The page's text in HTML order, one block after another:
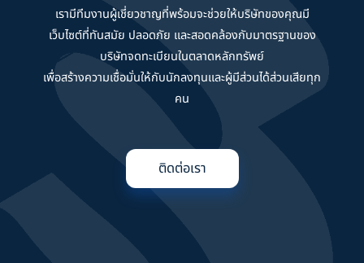
เรามีทีมงานผู้เชี่ยวชาญที่พร้อมจะช่วยให้บริษัทของคุณมี
เว็บไซต์ที่ทันสมัย ปลอดภัย และสอดคล้องกับมาตรฐานของ
บริษัทจดทะเบียนในตลาดหลักทรัพย์
เพื่อสร้างความเชื่อมั่นให้กับนักลงทุนและผู้มีส่วนได้ส่วนเสียทุก
คน
ติดต่อเรา